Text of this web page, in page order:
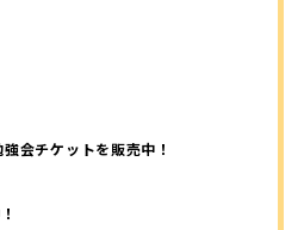
会チケットを販売中！